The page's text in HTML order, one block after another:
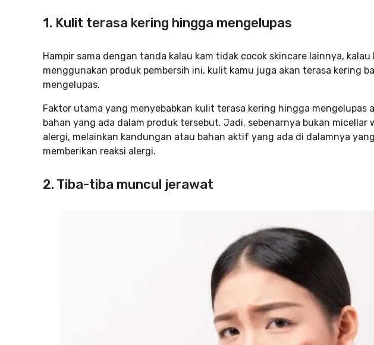
1. Kulit terasa kering hingga mengelupas
Hampir sama dengan tanda kalau kam tidak cocok skincare lainnya,
menggunakan produk pembersih ini, kulit kamu juga akan terasa kering
mengelupas.
Faktor utama yang menyebabkan kulit terasa kering hingga mengelupas
bahan yang ada dalam produk tersebut. Jadi, sebenarnya bukan micellar
alergi, melainkan kandungan atau bahan aktif yang ada di dalamnya
memberikan reaksi alergi.
2. Tiba-tiba muncul jerawat